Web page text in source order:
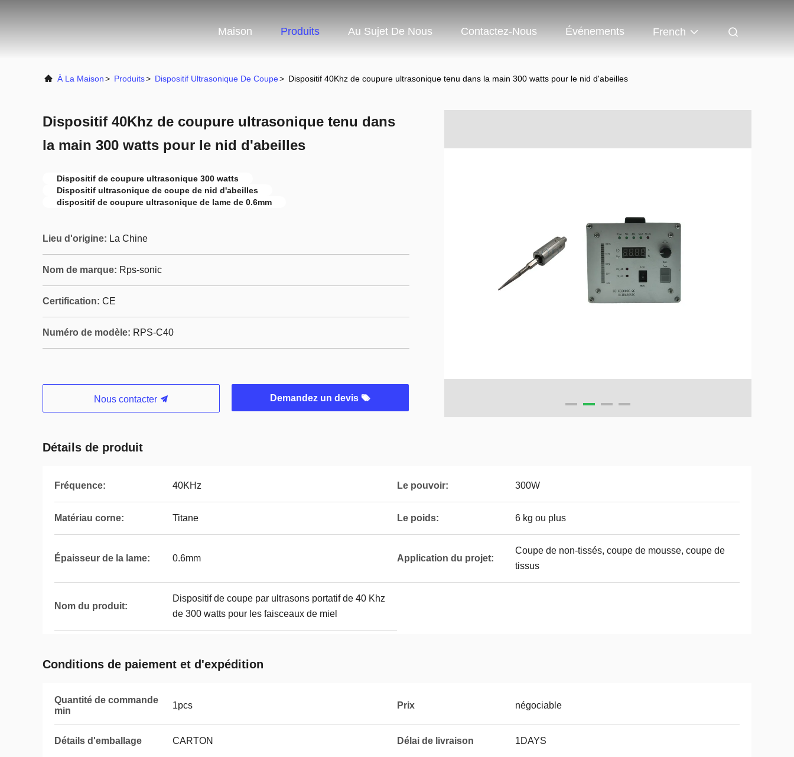
Maison Produits Au Sujet De Nous Contactez-Nous Événements French
À La Maison> Produits> Dispositif Ultrasonique De Coupe> Dispositif 40Khz de coupure ultrasonique tenu dans la main 300 watts pour le nid d'abeilles
Dispositif 40Khz de coupure ultrasonique tenu dans
la main 300 watts pour le nid d'abeilles
Dispositif de coupure ultrasonique 300 watts
Dispositif ultrasonique de coupe de nid d'abeilles
dispositif de coupure ultrasonique de lame de 0.6mm
Lieu d'origine: La Chine
Nom de marque: Rps-sonic
Certification: CE
Numéro de modèle: RPS-C40
Nous contacter Demandez un devis
Détails de produit
Fréquence: 40KHz Le pouvoir: 300W
Matériau corne: Titane Le poids: 6 kg ou plus
Épaisseur de la lame: 0.6mm Application du projet:
Coupe de non-tissés, coupe de mousse, coupe de
tissus
Nom du produit:
Dispositif de coupe par ultrasons portatif de 40 Khz
de 300 watts pour les faisceaux de miel
Conditions de paiement et d'expédition
Quantité de commande
min
1pcs Prix négociable
Détails d'emballage CARTON Délai de livraison 1DAYS